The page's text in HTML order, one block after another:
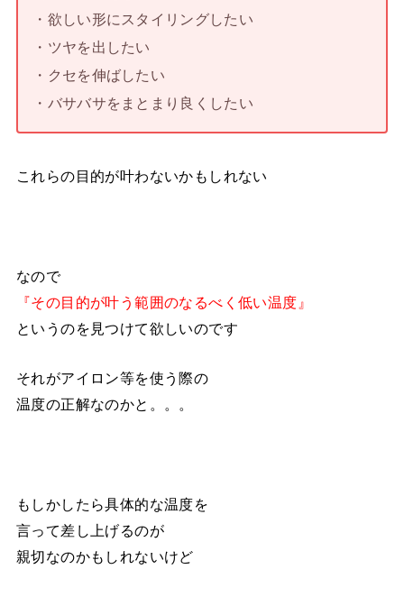
・欲しい形にスタイリングしたい
・ツヤを出したい
・クセを伸ばしたい
・バサバサをまとまり良くしたい
これらの目的が叶わないかもしれない
なので
『その目的が叶う範囲のなるべく低い温度』
というのを見つけて欲しいのです
それがアイロン等を使う際の
温度の正解なのかと。。。
もしかしたら具体的な温度を
言って差し上げるのが
親切なのかもしれないけど